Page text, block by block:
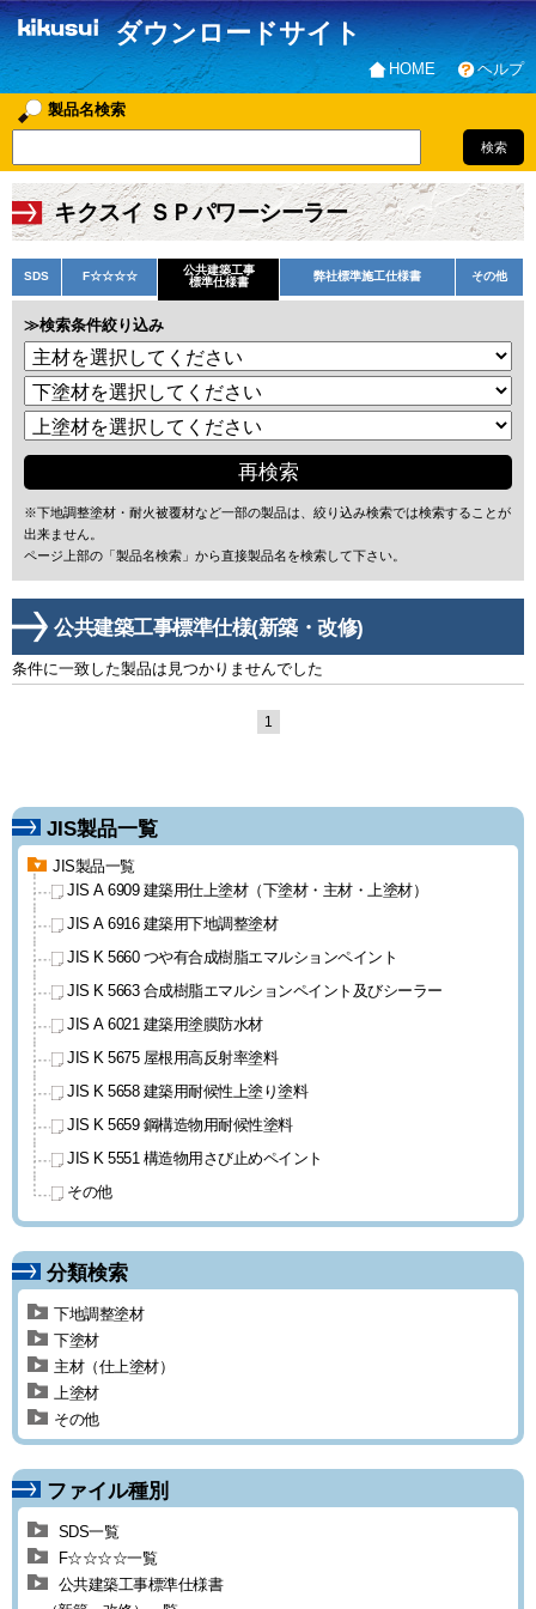
ダウンロードサイト
HOME ヘルプ
製品名検索
キクスイ ＳＰパワーシーラー
SDS F☆☆☆☆
公共建築工事
標準仕様書
弊社標準施工仕様書 その他
≫検索条件絞り込み
※下地調整塗材・耐火被覆材など一部の製品は、絞り込み検索では検索することが
出来ません。
ページ上部の「製品名検索」から直接製品名を検索して下さい。
公共建築工事標準仕様(新築・改修)
条件に一致した製品は見つかりませんでした
1
JIS製品一覧
JIS製品一覧
JIS A 6909 建築用仕上塗材（下塗材・主材・上塗材）
JIS A 6916 建築用下地調整塗材
JIS K 5660 つや有合成樹脂エマルションペイント
JIS K 5663 合成樹脂エマルションペイント及びシーラー
JIS A 6021 建築用塗膜防水材
JIS K 5675 屋根用高反射率塗料
JIS K 5658 建築用耐候性上塗り塗料
JIS K 5659 鋼構造物用耐候性塗料
JIS K 5551 構造物用 さび止めペイント
その他
分類検索
下地調整塗材
下塗材
主材（仕上塗材）
上塗材
その他
ファイル種別
SDS一覧
F☆☆☆☆一覧
公共建築工事標準仕様書